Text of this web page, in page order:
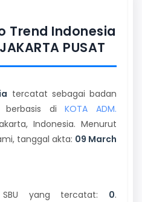
Trend Indonesia
PUSAT
tercatat sebagai badan
berbasis diKOTA ADM.
Indonesia. Menurut
tanggal akta: 09 March
SBU yang tercatat: 0.